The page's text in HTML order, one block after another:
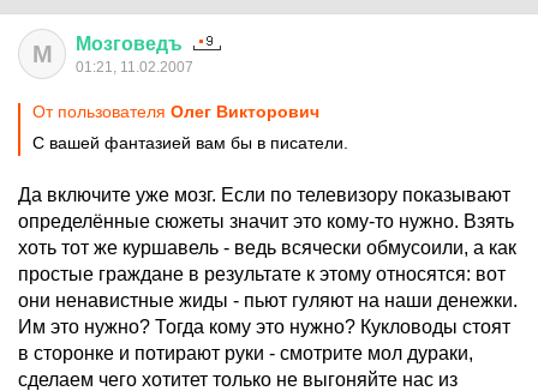
М Мозговедъ
01:21, 11.02.2007
От пользователя Олег Виктoрoвич
С вашей фантазией вам бы в писатели.
Да включите уже мозг. Если по телевизору показывают
определённые сюжеты значит это кому-то нужно. Взять
хоть тот же куршавель - ведь всячески обмусоили, а как
простые граждане в результате к этому относятся: вот
они ненавистные жиды - пьют гуляют на наши денежки.
Им это нужно? Тогда кому это нужно? Кукловоды стоят
в сторонке и потирают руки - смотрите мол дураки,
сделаем чего хотитет только не выгоняйте нас из